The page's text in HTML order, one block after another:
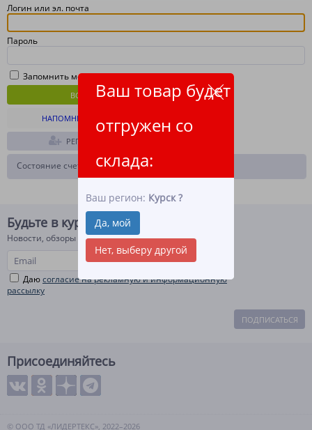
Ваш товар будет
отгружен со
склада:
Ваш регион: Курск ?
Да, мой
Нет, выберу другой
Логин или эл. почта
Пароль
Запомнить меня
ВОЙТИ
НАПОМНИТЬ ПАРОЛЬ
РЕГИСТРАЦИЯ
Состояние счета на
Будьте в курсе!
Новости, обзоры и акции
Даюсогласие на рекламную и информационную
рассылку
ПОДПИСАТЬСЯ
Присоединяйтесь
© ООО ТД «ЛИДЕРТЕКС», 2022–2026